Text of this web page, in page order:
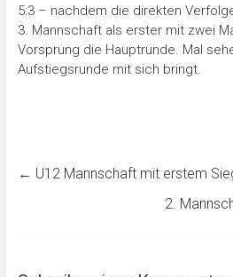
5:3 – nachdem die direkten
3. Mannschaft als erster mit zwei
Vorsprung die Hauptrunde. Mal
Aufstiegsrunde mit sich bringt.
← U12 Mannschaft mit erstem
2.